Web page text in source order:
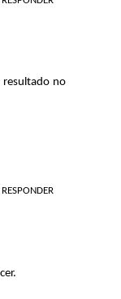
resultado no
RESPONDER